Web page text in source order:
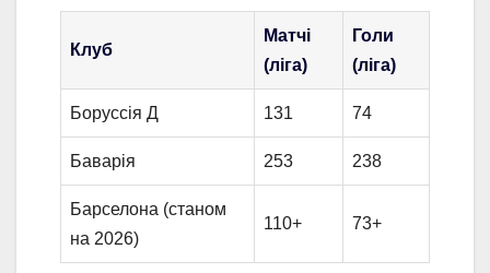
Клуб
Матчі
(ліга)
Голи
(ліга)
Боруссія Д 131 74
Баварія 253 238
Барселона (станом
на 2026)
110+ 73+